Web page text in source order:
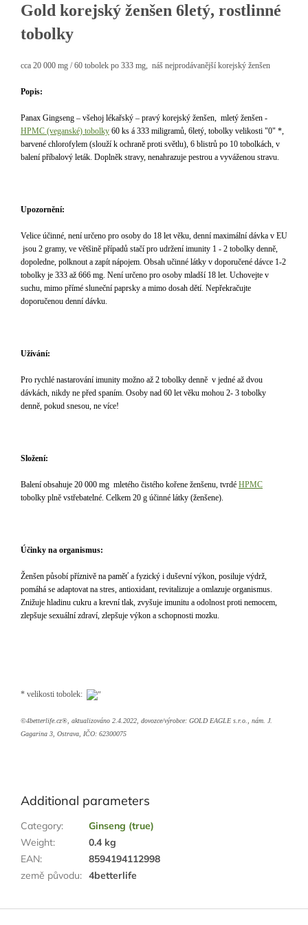
Gold korejský ženšen 6letý, rostlinné
tobolky
cca 20 000 mg / 60 tobolek po 333 mg, náš nejprodávanější korejský ženšen
Popis:
Panax Gingseng – všehoj lékařský – pravý korejský ženšen, mletý ženšen -
HPMC (veganské) tobolky 60 ks á 333 miligramů, 6letý, tobolky velikosti "0" *,
barvené chlorofylem (slouží k ochraně proti světlu), 6 blistrů po 10 tobolkách, v
balení příbalový leták. Doplněk stravy, nenahrazuje pestrou a vyváženou stravu.
Upozornění:
Velice účinné, není určeno pro osoby do 18 let věku, denní maximální dávka v EU
jsou 2 gramy, ve většině případů stačí pro udržení imunity 1 - 2 tobolky denně,
dopoledne, polknout a zapít nápojem. Obsah učinné látky v doporučené dávce 1-2
tobolky je 333 až 666 mg. Není určeno pro osoby mladší 18 let. Uchovejte v
suchu, mimo přímé sluneční paprsky a mimo dosah dětí. Nepřekračujte
doporučenou denní dávku.
Užívání:
Pro rychlé nastarování imunity možno až 2 tobolky denně v jedné až dvou
dávkách, nikdy ne před spaním. Osoby nad 60 let věku mohou 2- 3 tobolky
denně, pokud snesou, ne více!
Složení:
Balení obsahuje 20 000 mg mletého čistého kořene ženšenu, tvrdé HPMC
tobolky plně vstřebatelné. Celkem 20 g účinné látky (ženšene).
Účinky na organismus:
Ženšen působí příznivě na paměť a fyzický i duševní výkon, posiluje výdrž,
pomáhá se adaptovat na stres, antioxidant, revitalizuje a omlazuje organismus.
Znižuje hladinu cukru a krevní tlak, zvyšuje imunitu a odolnost proti nemocem,
zlepšuje sexuální zdraví, zlepšuje výkon a schopnosti mozku.
* velikosti tobolek:
©4betterlife.cz®, aktualizováno 2.4.2022, dovozce/výrobce: GOLD EAGLE s.r.o., nám. J.
Gagarina 3, Ostrava, IČO: 62300075
Additional parameters
Category:
Ginseng (true)
Weight:
0.4 kg
EAN:
8594194112998
země původu: 4betterlife
F